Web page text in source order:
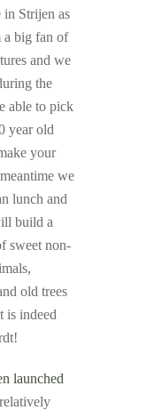
in Strijen as
a big fan of
and we
the
able to pick
year old
your
we
lunch and
build a
sweet non-
old trees
is indeed
launched